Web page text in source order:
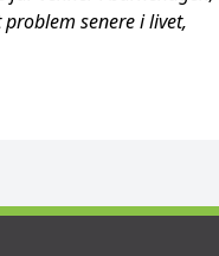
senere i livet,